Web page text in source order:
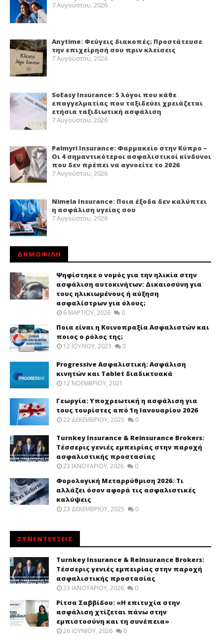
7 Αυγούστου, 2026
Anytime: Φεύγεις διακοπές; Προστάτευσε
την επιχείρησή σου πριν κλείσεις
7 Αυγούστου, 2026
SoEasy Insurance: 5 λόγοι που κάθε
επαγγελματίας που ταξιδεύει χρειάζεται
ετήσια ταξιδιωτική ασφάλιση
7 Αυγούστου, 2026
Palmyri Insurance: Φαρμακείο στην Κύπρο –
Οι 4 σημαντικότεροι ασφαλιστικοί κίνδυνοι
που δεν πρέπει να αγνοείτε το 2026
7 Αυγούστου, 2026
Nimela Insurance: Ποια έξοδα δεν καλύπτει
η ασφάλιση υγείας σου
7 Αυγούστου, 2026
ΔΗΜΟΦΙΛΗ
Ψηφίστηκε ο νομός για την ηλικία στην
ασφάλιση αυτοκινήτων: Δικαιοσύνη για
τους ηλικιωμένους ή αύξηση
ασφαλίστρων για όλους;
6 ΜΑΡΤΊΟΥ, 2026 0
Ποια είναι η Κοινοπραξία Ασφαλιστών και
ποιος ο ρόλος της;
12 ΙΟΥΛΊΟΥ, 2023 0
Progressive Ασφαλιστική: Ασφάλιση
κινητών και Tablet διαδικτυακά
12 ΝΟΕΜΒΡΊΟΥ, 2021
Γεωργία: Υποχρεωτική η ασφάλιση για
τους τουρίστες από 1η Ιανουαρίου 2026
22 ΔΕΚΕΜΒΡΊΟΥ, 2025 0
Turnkey Insurance & Reinsurance Brokers:
Τέσσερις γενιές εμπειρίας στην παροχή
ασφαλιστικής προστασίας
23 ΙΑΝΟΥΑΡΊΟΥ, 2026 0
Φορολογική Μεταρρύθμιση 2026: Τι
αλλάζει όσον αφορά τις ασφαλιστικές
καλύψεις
23 ΔΕΚΕΜΒΡΊΟΥ, 2025 0
ΣΥΝΕΝΤΕΥΞΕΙΣ
Turnkey Insurance & Reinsurance Brokers:
Τέσσερις γενιές εμπειρίας στην παροχή
ασφαλιστικής προστασίας
23 ΙΑΝΟΥΑΡΊΟΥ, 2026 0
Ρίτσα Σαββίδου: «Η επιτυχία στην
ασφάλιση χτίζεται πάνω στην
εμπιστοσύνη και τη συνέπεια»
26 ΙΟΥΝΊΟΥ, 2026 0